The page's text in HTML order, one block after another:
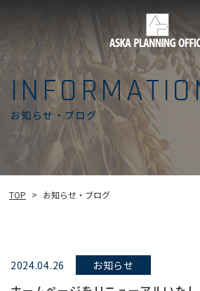
お知らせ・ブログ
TOP > お知らせ・ブログ
2024.04.26 お知らせ